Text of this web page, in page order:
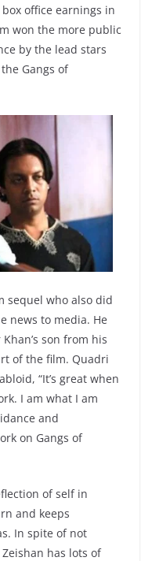
office earnings in
won the more public
by the lead stars
Gangs of
sequel who also did
news to media. He
son from his
of the film. Quadri
“It’s great when
I am what I am
and
on Gangs of
of self in
and keeps
In spite of not
has lots of